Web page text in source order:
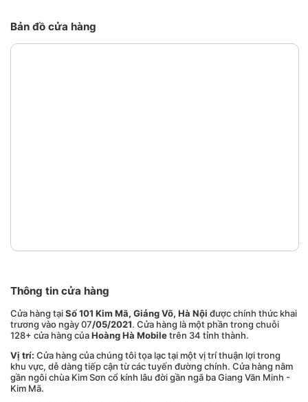
Bản đồ cửa hàng
Thông tin cửa hàng
Cửa hàng tạiSố 101 Kim Mã, Giảng Võ, Hà Nội được chính thức khai
trương vào ngày 07/05/2021. Cửa hàng là một phần trong chuỗi
128+ cửa hàng củaHoàng Hà Mobiletrên 34 tỉnh thành.
Vị trí: Cửa hàng của chúng tôi tọa lạc tại một vị trí thuận lợi trong
khu vực, dễ dàng tiếp cận từ các tuyến đường chính. Cửa hàng nằm
gần ngôi chùa Kim Sơn cổ kính lâu đời gần ngã ba Giang Văn Minh -
Kim Mã.